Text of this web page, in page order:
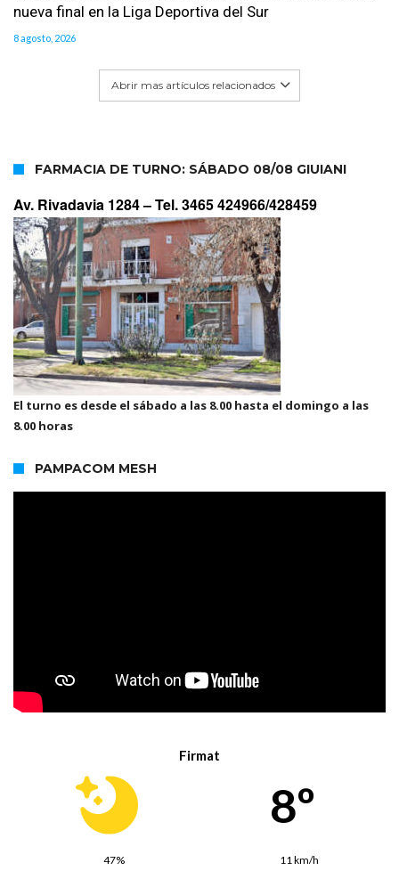
nueva final en la Liga Deportiva del Sur
8 agosto, 2026
Abrir mas artículos relacionados
FARMACIA DE TURNO: SÁBADO 08/08 GIUIANI
Av. Rivadavia 1284 –Tel. 3465 424966/428459
El turno es desde el sábado a las 8.00 hasta el domingo a las
8.00 horas
PAMPACOM MESH
Firmat
8º
47% 11 km/h